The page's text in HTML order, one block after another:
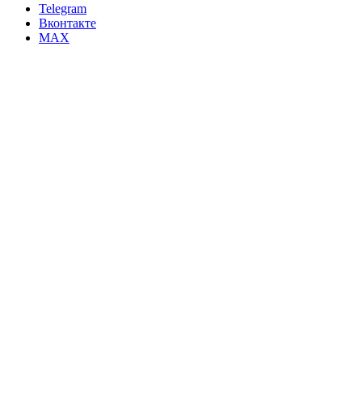
Telegram
Вконтакте
MAX